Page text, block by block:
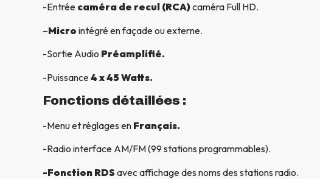
-Entrée caméra de recul (RCA)caméra Full HD.
–Micro intégré en façade ou externe.
-Sortie Audio Préamplifié.
-Puissance4 x 45 Watts.
Fonctions détaillées :
-Menu et réglages en Français.
-Radio interface AM/FM (99 stations programmables).
-Fonction RDSavec affichage des noms des stations radio.